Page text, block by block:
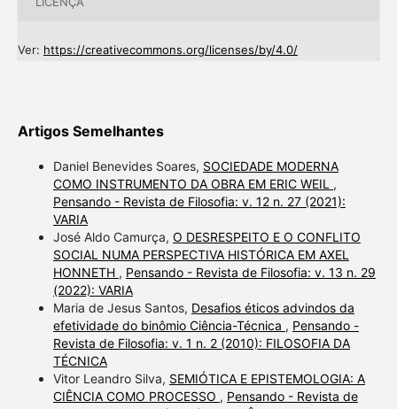
Ver: https://creativecommons.org/licenses/by/4.0/
Artigos Semelhantes
Daniel Benevides Soares, SOCIEDADE MODERNA
COMO INSTRUMENTO DA OBRA EM ERIC WEIL ,
Pensando - Revista de Filosofia: v. 12 n. 27 (2021):
VARIA
José Aldo Camurça, O DESRESPEITO E O CONFLITO
SOCIAL NUMA PERSPECTIVA HISTÓRICA EM AXEL
HONNETH , Pensando - Revista de Filosofia: v. 13 n. 29
(2022): VARIA
Maria de Jesus Santos, Desafios éticos advindos da
efetividade do binômio Ciência-Técnica , Pensando -
Revista de Filosofia: v. 1 n. 2 (2010): FILOSOFIA DA
TÉCNICA
Vitor Leandro Silva, SEMIÓTICA E EPISTEMOLOGIA: A
CIÊNCIA COMO PROCESSO , Pensando - Revista de